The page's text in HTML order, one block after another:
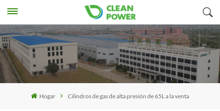
Hogar Cilindros de gas de alta presión de 65L a la venta